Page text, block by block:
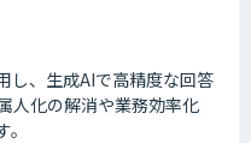
し、生成AIで高精度な回答
人化の解消や業務効率化